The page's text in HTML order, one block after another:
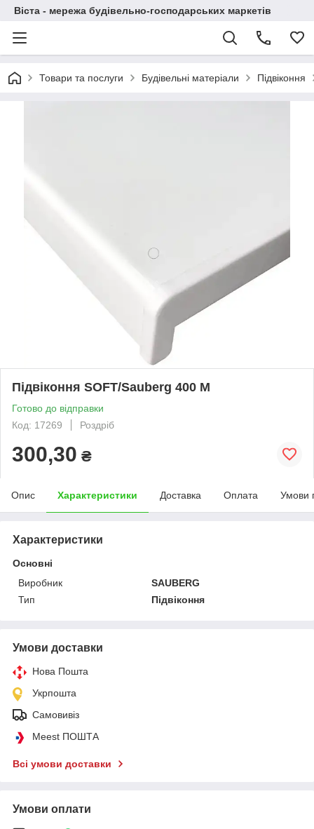
Віста - мережа будівельно-господарських маркетів
Товари та послуги Будівельні матеріали Підвіконня
Підвіконня SOFT/Sauberg 400 M
Готово до відправки
Код: 17269
Роздріб
300,30 ₴
Опис Характеристики Доставка Оплата Умови
Характеристики
Основні
Виробник
SAUBERG
Тип
Підвіконня
Умови доставки
Нова Пошта
Укрпошта
Самовивіз
Meest ПОШТА
Всі умови доставки
Умови оплати